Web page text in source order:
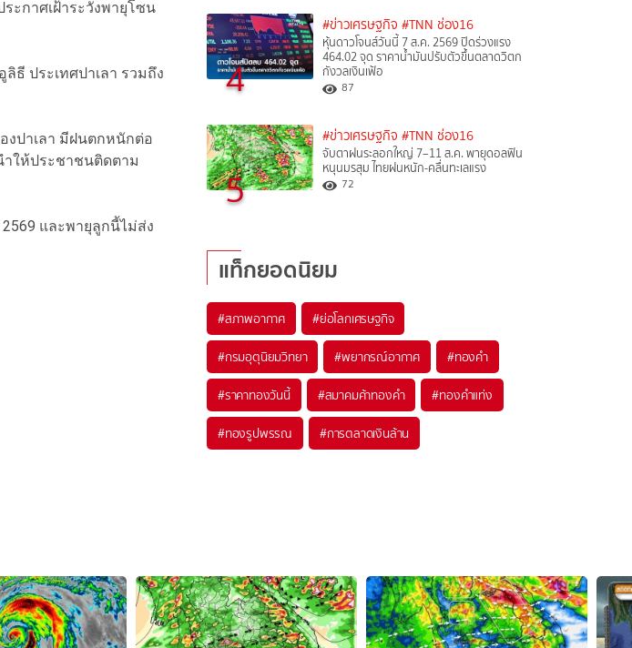
ะกาศเฝ้าระวังพายุโซน
ธี ประเทศปาเลา รวมถึง
งปาเลา มีฝนตกหนักต่อ
ำให้ประชาชนติดตาม
และพายุลูกนี้ไม่ส่ง
4
#ข่าวเศรษฐกิจ #TNN ช่อง16
หุ้นดาวโจนส์วันนี้ 7 ส.ค. 2569 ปิดร่วงแรง
464.02 จุด ราคาน้ำมันปรับตัวขึ้นตลาดวิตก
กังวลเงินเฟ้อ
87
5
#ข่าวเศรษฐกิจ #TNN ช่อง16
จับตาฝนระลอกใหญ่ 7–11 ส.ค. พายุดอลฟิน
หนุนมรสุม ไทยฝนหนัก-คลื่นทะเลแรง
72
แท็กยอดนิยม
#สภาพอากาศ #ย่อโลกเศรษฐกิจ
#กรมอุตุนิยมวิทยา #พยากรณ์อากาศ #ทองคำ
#ราคาทองวันนี้ #สมาคมค้าทองคำ #ทองคำแท่ง
#ทองรูปพรรณ #การตลาดเงินล้าน